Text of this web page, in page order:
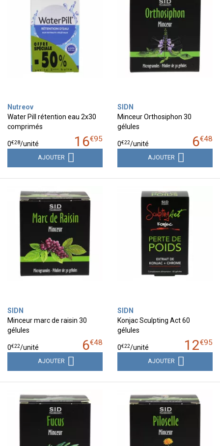
Nutreov
Water Pill rétention eau 2x30
comprimés
16€95
0€28/unité
AJOUTER
SIDN
Minceur Orthosiphon 30
gélules
6€48
0€22/unité
AJOUTER
SIDN
Minceur marc de raisin 30
gélules
6€48
0€22/unité
AJOUTER
SIDN
Konjac Sculpting Act 60
gélules
12€95
0€22/unité
AJOUTER